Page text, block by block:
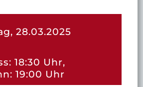
28.03.2025
18:30 Uhr,
19:00 Uhr